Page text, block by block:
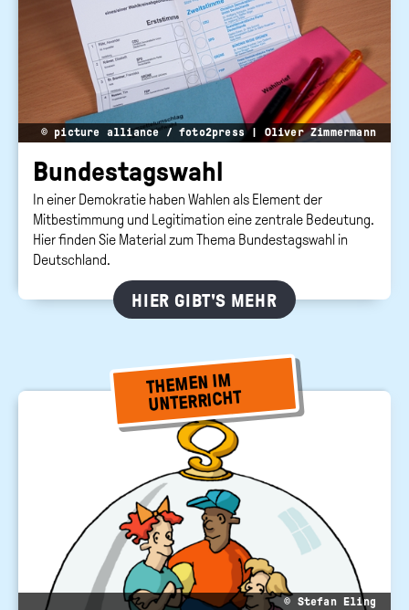
Bundeszentrale
für
politische
Bildung
© picture alliance / foto2press | Oliver Zimmermann
Bun­des­tags­wahl
In einer Demokratie haben Wahlen als Element der
Mitbestimmung und Legitimation eine zentrale Bedeutung.
Hier finden Sie Material zum Thema Bundestagswahl in
Deutschland.
HIER GIBT'S MEHR
THEMEN IM
UNTERRICHT
© Stefan Eling